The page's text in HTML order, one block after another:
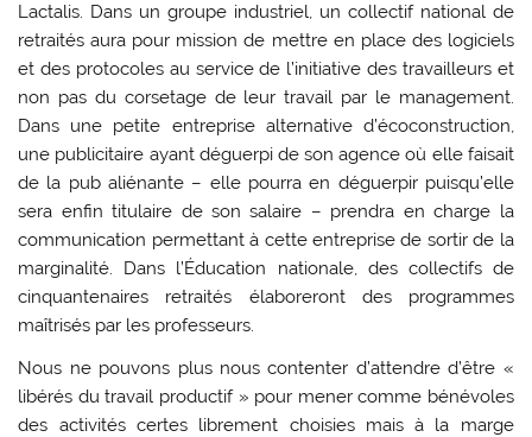
Lactalis. Dans un groupe industriel, un collectif national de
retraités aura pour mission de mettre en place des logiciels
et des protocoles au service de l’initiative des travailleurs et
non pas du corsetage de leur travail par le management.
Dans une petite entreprise alternative d’écoconstruction,
une publicitaire ayant déguerpi de son agence où elle faisait
de la pub aliénante – elle pourra en déguerpir puisqu’elle
sera enfin titulaire de son salaire – prendra en charge la
communication permettant à cette entreprise de sortir de la
marginalité. Dans l’Éducation nationale, des collectifs de
cinquantenaires retraités élaboreront des programmes
maîtrisés par les professeurs.
Nous ne pouvons plus nous contenter d’attendre d’être «
libérés du travail productif » pour mener comme bénévoles
des activités certes librement choisies mais à la marge